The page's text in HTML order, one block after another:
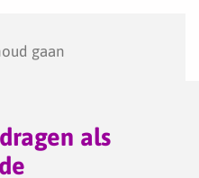
gaan
als